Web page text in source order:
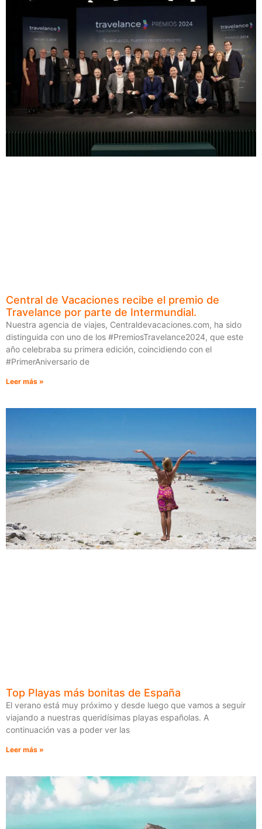
Central de Vacaciones recibe el premio de
Travelance por parte de Intermundial.
Nuestra agencia de viajes, Centraldevacaciones.com, ha sido
distinguida con uno de los #PremiosTravelance2024, que este
año celebraba su primera edición, coincidiendo con el
#PrimerAniversario de
Leer más »
Top Playas más bonitas de España
El verano está muy próximo y desde luego que vamos a seguir
viajando a nuestras queridísimas playas españolas. A
continuación vas a poder ver las
Leer más »